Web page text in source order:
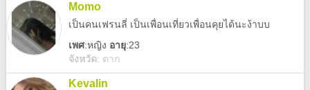
Momo
เป็นคนเฟรนลี่ เป็นเพื่อนเที่ยวเพื่อนคุยได้นะง้าบบ
เพศ:หญิง อายุ:23
จังหวัด: ตาก
Kevalin